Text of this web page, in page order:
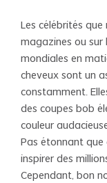
Les célébrités
magazines ou sur
mondiales en
cheveux sont un
constamment.
des coupes bob
couleur
Pas étonnant que
inspirer des
Cependant, bon